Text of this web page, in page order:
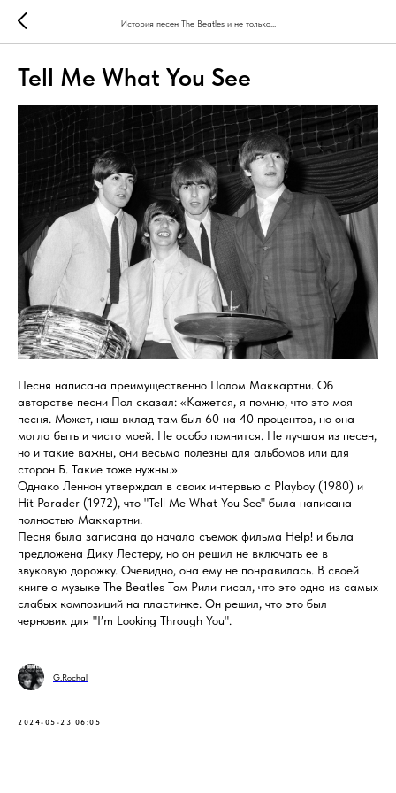
История песен The Beatles и не только...
Tell Me What You See
Песня написана преимущественно Полом Маккартни. Об
авторстве песни Пол сказал: «Кажется, я помню, что это моя
песня. Может, наш вклад там был 60 на 40 процентов, но она
могла быть и чисто моей. Не особо помнится. Не лучшая из песен,
но и такие важны, они весьма полезны для альбомов или для
сторон Б. Такие тоже нужны.»
Однако Леннон утверждал в своих интервью с Playboy (1980) и
Hit Parader (1972), что "Tell Me What You See" была написана
полностью Маккартни.
Песня была записана до начала съемок фильма Help! и была
предложена Дику Лестеру, но он решил не включать ее в
звуковую дорожку. Очевидно, она ему не понравилась. В своей
книге о музыке The Beatles Том Рили писал, что это одна из самых
слабых композиций на пластинке. Он решил, что это был
черновик для "I’m Looking Through You".
G.Rochal
2024-05-23 06:05